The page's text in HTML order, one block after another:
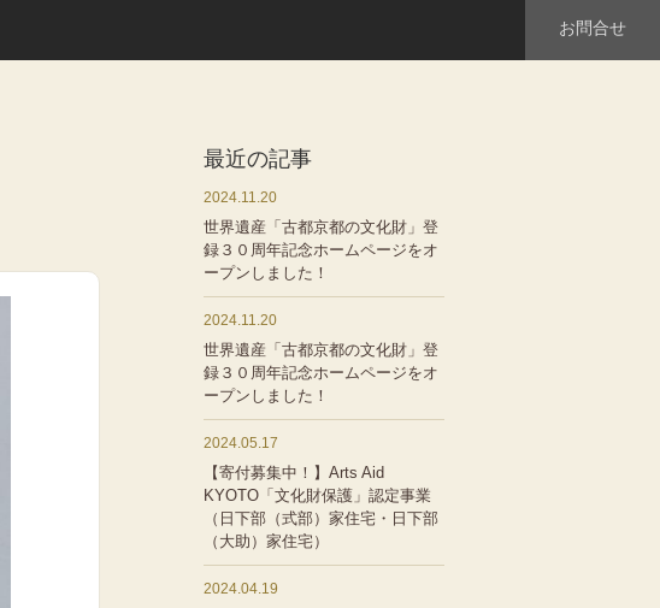
お問合せ
最近の記事
2024.11.20
世界遺産「古都京都の文化財」登
録３０周年記念ホームページをオ
ープンしました！
2024.11.20
世界遺産「古都京都の文化財」登
録３０周年記念ホームページをオ
ープンしました！
2024.05.17
【寄付募集中！】Arts Aid
KYOTO「文化財保護」認定事業
（日下部（式部）家住宅・日下部
（大助）家住宅）
2024.04.19